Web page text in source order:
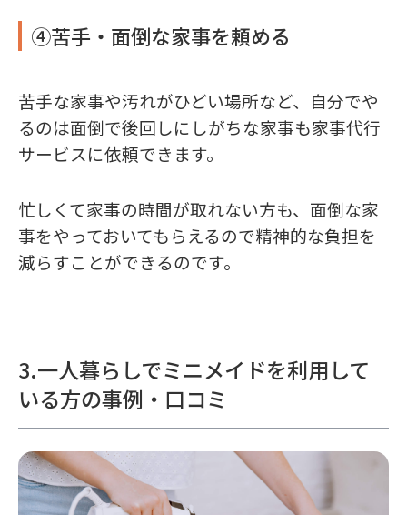
④苦手・面倒な家事を頼める
苦手な家事や汚れがひどい場所など、自分でや
るのは面倒で後回しにしがちな家事も家事代行
サービスに依頼できます。
忙しくて家事の時間が取れない方も、面倒な家
事をやっておいてもらえるので精神的な負担を
減らすことができるのです。
3.一人暮らしでミニメイドを利用して
いる方の事例・口コミ